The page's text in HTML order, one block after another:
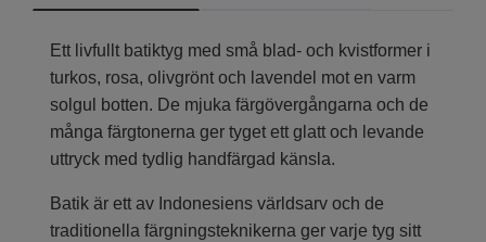
Ett livfullt batiktyg med små blad- och kvistformer i
turkos, rosa, olivgrönt och lavendel mot en varm
solgul botten. De mjuka färgövergångarna och de
många färgtonerna ger tyget ett glatt och levande
uttryck med tydlig handfärgad känsla.
Batik är ett av Indonesiens världsarv och de
traditionella färgningsteknikerna ger varje tyg sitt